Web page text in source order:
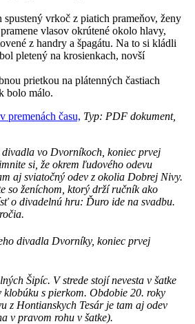
spustený vrkoč z piatich prameňov, ženy
vlasov okrútené okolo hlavy,
z handry a špagátu. Na to si kládli
pletený na krosienkach, novší
prietkou na plátenných častiach
bolo málo.
premenách času, Typ: PDF dokument,
divadla vo Dvorníkoch, koniec prvej
si, že okrem ľudového odevu
aj sviatočný odev z okolia Dobrej Nivy.
so ženíchom, ktorý drží ručník ako
o divadelnú hru: Ďuro ide na svadbu.
Šipíc. V strede stojí nevesta v šatke
klobúku s pierkom. Obdobie 20. roky
z Hontianskych Tesár je tam aj odev
v pravom rohu v šatke).